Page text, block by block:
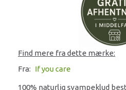
Find mere fra dette mærke:
Fra: If you care
100% naturlig svampeklud